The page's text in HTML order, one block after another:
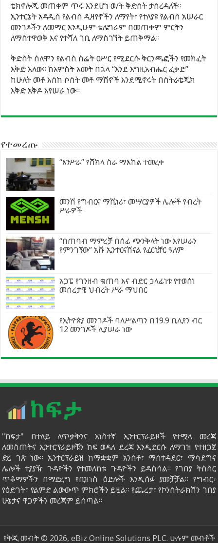
ቴክኖሎጂ መጠቀም ጥሩ እንደሆነ ወ/ት ቅድስት ታስረዳለች።
ኢንተርኔት አዳዲስ የልብስ ዲዛየኖችን ለማየት፣ የተለያዩ የልብስ አሠራር
መንገዶችን ለመማር እንዲሁም ቴሌግራም በመጠቀም ምርትን
ለማስተዋወቅ እና የተሻለ ገቢ ለማስገኘት ይጠቅማል።
ቅድስት ሰለሞን የልብስ ስፌት ዐሥር የሚደርሱ ቅርንጫፎችን የመክፈት
እቅድ አለው። ከአምስት አመት በኋላ “እንደ እግዚአብሔር ፈቃድ”
ከሁለት መቶ እስከ ሶስት መቶ ማሽኖች እንደሚኖሩት በስትራቴጂክ
እቅድ አቅዶ እየሠራ ነው።
የተመረጡ
“እንሥራ” የሸክላ ስራ ማእከል ተመረቀ
መንሽ የግብርና ማሺነሪ፣ መሣርያዎች ሌሎች የብረት
ሥራዎች
“በጠባብ ማምረቻ በሰፊ ጭንቅላት ነው እየሠራን
የምንገኝው” አሹ ኢንተርናሽናል የፈርኒቸር ዓለም
አጋፔ የገንዘብ ቁጠባ እና ብድር ኃላፊነቱ የተወሰነ
መሰረታዊ ህብረት ሥራ ማህበር
የኢትዮጵያ መንገዶች ባለሥልጣን በ19.9 ቢሊየን ብር
12 መንገዶች ሊያሠራ ነው
"ከፍታ" በተለይ ለጥቃቅንና አነስተኛ ኢንተርፕራይዞች የተሟላ መረጃ
ለመስጠትና ኢንተርፕራይዞቹን ከፍ ወዳለ ደረጃ እንዲደርሱ ለማገዝ የተዘጋጀ
ድረ ገጽ ነው። ኢንተርፕራይዝ ከማቋቋም አንስቶ፣ ማስተዳደር፣ ማሳደግና
ሌሎች ተያያዥ ጉዳዮችን የተመለከቱ ጉዳዮችን ይዳስሳል። የገበያ ትስስር
ጥቆማዎችን በማድረግ የቢዝነስ ዕድሎች እንዲሰፉ ያመቻቻል። የግብር፣
የዕድገት፣ የልምድ ልውውጥ ምክሮችን ይዟል። የጨረታ፣ የኮንስትራክሽን ገበያ
ሁኔታና ዋጋዎችን መረጃም ይሰጣል።
የቅጂ መብት © 2026, eBiz Online Solutions PLC. ሁሉም መብቶች